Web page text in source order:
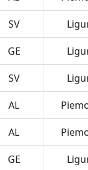
SV
GE
SV
AL
AL
GE